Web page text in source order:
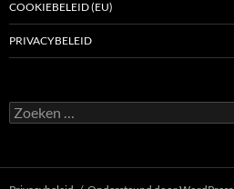
COOKIEBELEID (EU)
PRIVACYBELEID
Zoeken
naar: